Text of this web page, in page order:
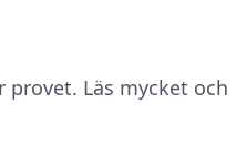
Läs mycket och